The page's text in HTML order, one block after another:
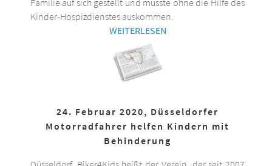
Kinder-Hospizdienstes auskommen.
WEITERLESEN
24. Februar 2020, Düsseldorfer
Motorradfahrer helfen Kindern mit
Behinderung